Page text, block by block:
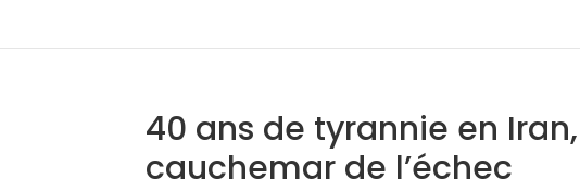
40 ans de tyrannie en
cauchemar de l’échec